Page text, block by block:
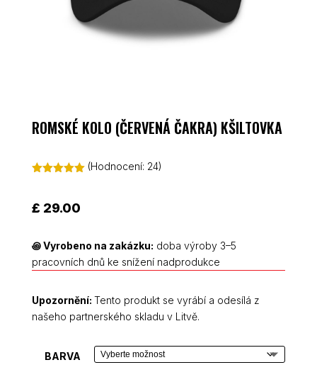
ROMSKÉ KOLO (ČERVENÁ ČAKRA) KŠILTOVKA
základě
hodnocení
(Hodnocení: 24)
£ 29.00
꩜Vyrobeno na zakázku: doba výroby 3–5
pracovních dnů ke snížení nadprodukce
Upozornění: Tento produkt se vyrábí a odesílá z
našeho partnerského skladu v Litvě.
BARVA